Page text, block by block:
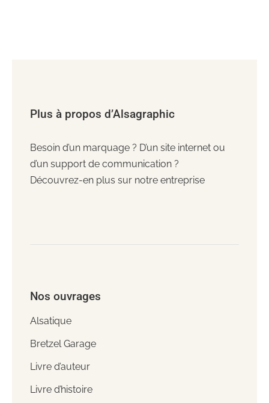
Plus à propos d’Alsagraphic
Besoin d’un marquage ? D’un site internet ou
d’un support de communication ?
Découvrez-en plus sur notre entreprise
Nos ouvrages
Alsatique
Bretzel Garage
Livre d’auteur
Livre d’histoire